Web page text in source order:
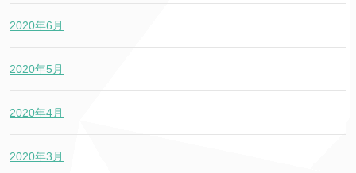
2020年6月
2020年5月
2020年4月
2020年3月